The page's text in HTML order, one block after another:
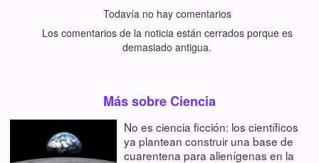
Todavía no hay comentarios
Los comentarios de la noticia están cerrados porque es
demasiado antigua.
Más sobre Ciencia
No es ciencia ficción: los científicos
ya plantean construir una base de
cuarentena para alienígenas en la